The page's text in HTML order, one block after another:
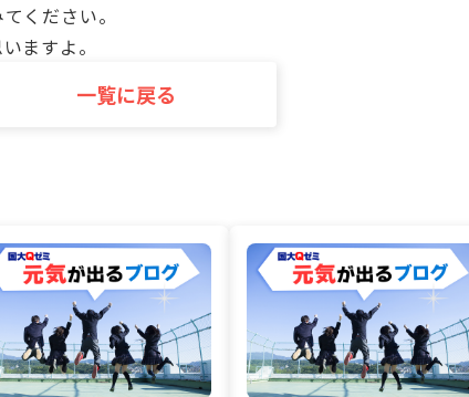
ください。
ますよ。
一覧に戻る